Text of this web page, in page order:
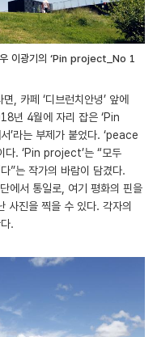
우 이광기의 ‘Pin project_No 1
, 카페 ‘디브런치안녕’ 앞에
년 4월에 자리 잡은 ‘Pin
’라는 부제가 붙었다. ‘peace
다. ‘Pin project’는 “모두
”는 작가의 바람이 담겼다.
에서 통일로, 여기 평화의 핀을
사진을 찍을 수 있다. 각자의
.